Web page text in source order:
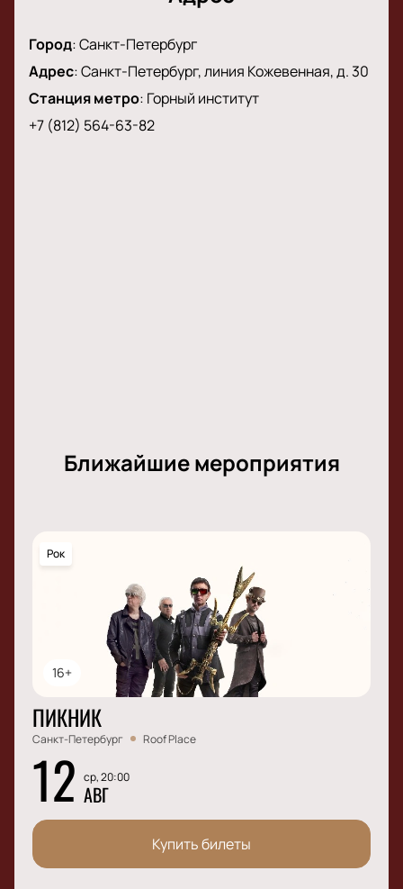
Город:Санкт-Петербург
Адрес:Санкт-Петербург, линия Кожевенная, д. 30
Станция метро: Горный институт
+7 (812) 564-63-82
Ближайшие мероприятия
16+
Рок
ПИКНИК
Санкт-Петербург Roof Place
12 ср, 20:00
АВГ
Купить билеты